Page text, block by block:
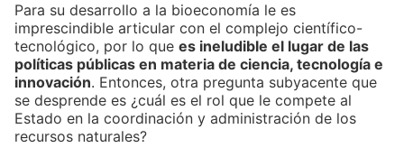
Para su desarrollo a la bioeconomía le es
imprescindible articular con el complejo científico-
tecnológico, por lo que es ineludible el lugar de las
políticas públicas en materia de ciencia, tecnología e
innovación. Entonces, otra pregunta subyacente que
se desprende es ¿cuál es el rol que le compete al
Estado en la coordinación y administración de los
recursos naturales?